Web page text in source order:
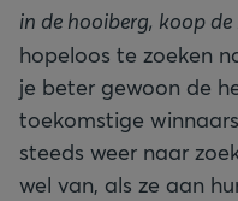
in de hooiberg, koop
hopeloos te zoeken
je beter gewoon de
toekomstige
steeds weer naar
wel van, als ze aan